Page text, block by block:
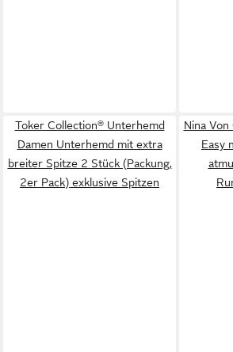
Toker Collection® Unterhemd
Damen Unterhemd mit extra
breiter Spitze 2 Stück (Packung,
2er Pack) exklusive Spitzen
Nina
Easy